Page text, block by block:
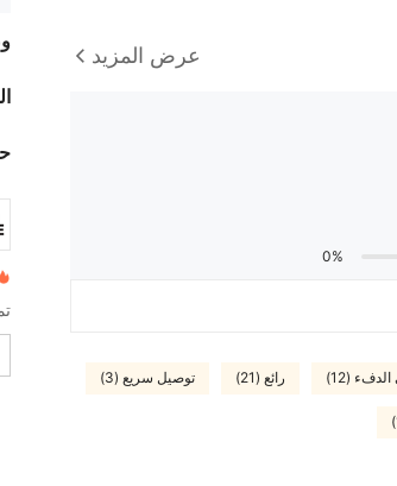
عرض المزيد
0%
(12) رائع (21) توصيل سريع (3)